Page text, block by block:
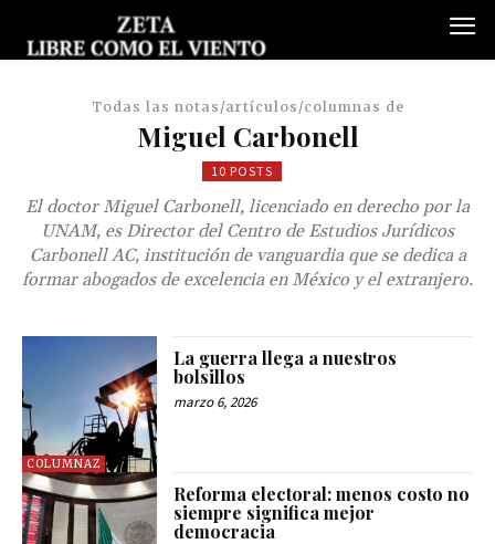
Todas las notas/artículos/columnas de
Miguel Carbonell
10 POSTS
El doctor Miguel Carbonell, licenciado en derecho por la
UNAM, es Director del Centro de Estudios Jurídicos
Carbonell AC, institución de vanguardia que se dedica a
formar abogados de excelencia en México y el extranjero.
COLUMNAZ
La guerra llega a nuestros
bolsillos
marzo 6, 2026
Reforma electoral: menos costo no
siempre significa mejor
democracia